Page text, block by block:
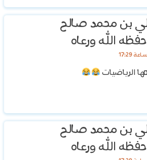
بن محمد صالح
الله ورعاه
الرياضيات
بن محمد صالح
الله ورعاه